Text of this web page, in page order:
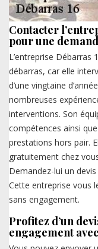
Contacter
pour une
L’entreprise Débarras
débarras, car elle
d’une vingtaine
nombreuses
interventions. Son
compétences ainsi
prestations hors pair.
gratuitement chez
Demandez-lui un
Cette entreprise vous
sans engagement.
Profitez d’un
engagement